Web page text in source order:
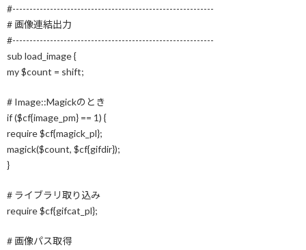
#-----------------------------------------------------------
# 画像連結出力
#-----------------------------------------------------------
sub load_image {
my $count = shift;
# Image::Magickのとき
if ($cf{image_pm} == 1) {
require $cf{magick_pl};
magick($count, $cf{gifdir});
}
# ライブラリ取り込み
require $cf{gifcat_pl};
# 画像パス取得